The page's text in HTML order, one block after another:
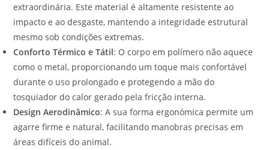
extraordinária. Este material é altamente resistente ao
impacto e ao desgaste, mantendo a integridade estrutural
mesmo sob condições extremas.
Conforto Térmico e Tátil: O corpo em polímero não aquece
como o metal, proporcionando um toque mais confortável
durante o uso prolongado e protegendo a mão do
tosquiador do calor gerado pela fricção interna.
Design Aerodinâmico: A sua forma ergonómica permite um
agarre firme e natural, facilitando manobras precisas em
áreas difíceis do animal.